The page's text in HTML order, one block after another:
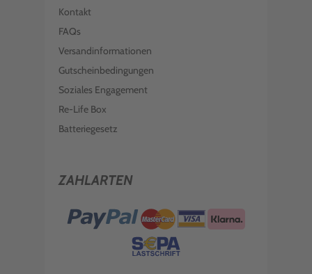
Kontakt
FAQs
Versandinformationen
Gutscheinbedingungen
Soziales Engagement
Re-Life Box
Batteriegesetz
ZAHLARTEN